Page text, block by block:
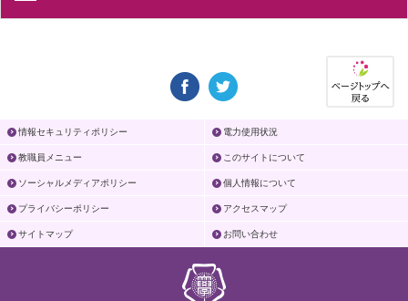
情報セキュリティポリシー 電力使用状況
教職員メニュー このサイトについて
ソーシャルメディアポリシー 個人情報について
プライバシーポリシー アクセスマップ
サイトマップ お問い合わせ